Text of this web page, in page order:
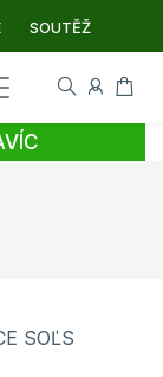
SOUTĚŽ
SOĽS